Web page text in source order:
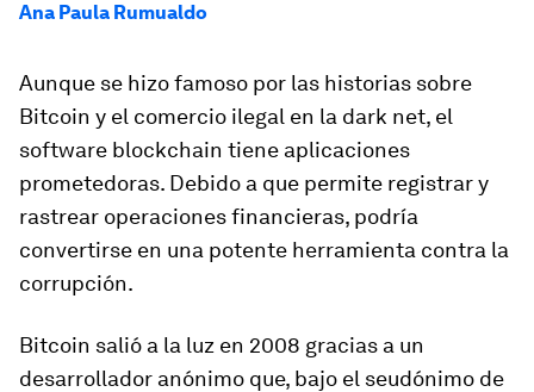
Ana Paula Rumualdo
Aunque se hizo famoso por las historias sobre
Bitcoin y el comercio ilegal en la dark net, el
software blockchain tiene aplicaciones
prometedoras. Debido a que permite registrar y
rastrear operaciones financieras, podría
convertirse en una potente herramienta contra la
corrupción.
Bitcoin salió a la luz en 2008 gracias a un
desarrollador anónimo que, bajo el seudónimo de